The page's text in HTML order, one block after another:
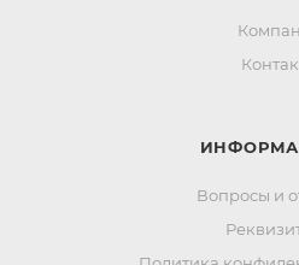
Вопросы и